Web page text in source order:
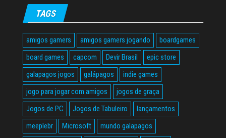
TAGS
amigos gamers amigos gamers jogando
boardgames
board games
capcom Devir Brasil
epic store
galapagos jogos
galápagos
indie games
jogo para jogar com amigos
jogos de graça
Jogos de PC
Jogos de Tabuleiro
lançamentos
meeplebr
Microsoft
mundo galapagos